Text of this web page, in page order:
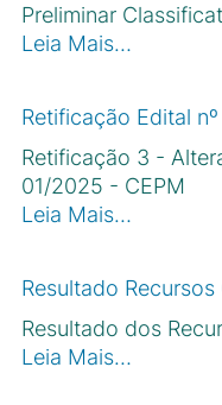
Preliminar
Leia Mais…
Retificação Edital
Retificação 3 -
01/2025 - CEPM
Leia Mais…
Resultado
Resultado dos
Leia Mais…